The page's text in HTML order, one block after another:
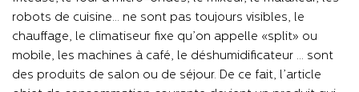
robots de cuisine… ne sont pas toujours visibles, le
chauffage, le climatiseur fixe qu’on appelle «split» ou
mobile, les machines à café, le déshumidificateur … sont
des produits de salon ou de séjour. De ce fait, l’article